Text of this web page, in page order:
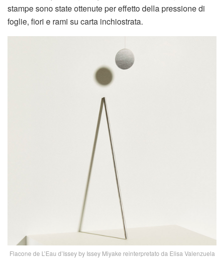
stampe sono state ottenute per effetto della pressione di
foglie, fiori e rami su carta inchiostrata.
Flacone de L’Eau d’Issey by Issey Miyake reinterpretato da Elisa Valenzuela